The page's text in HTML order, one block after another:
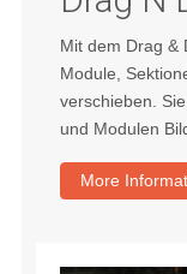
Mit dem Drag &
Module,
verschieben.
und Modulen
More